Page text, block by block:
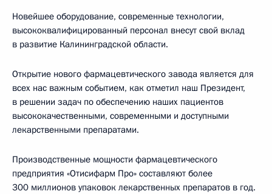
Новейшее оборудование, современные технологии,
высококвалифицированный персонал внесут свой вклад
в развитие Калининградской области.
Открытие нового фармацевтического завода является для
всех нас важным событием, как отметил наш Президент,
в решении задач по обеспечению наших пациентов
высококачественными, современными и доступными
лекарственными препаратами.
Производственные мощности фармацевтического
предприятия «Отисифарм Про» составляют более
300 миллионов упаковок лекарственных препаратов в год.